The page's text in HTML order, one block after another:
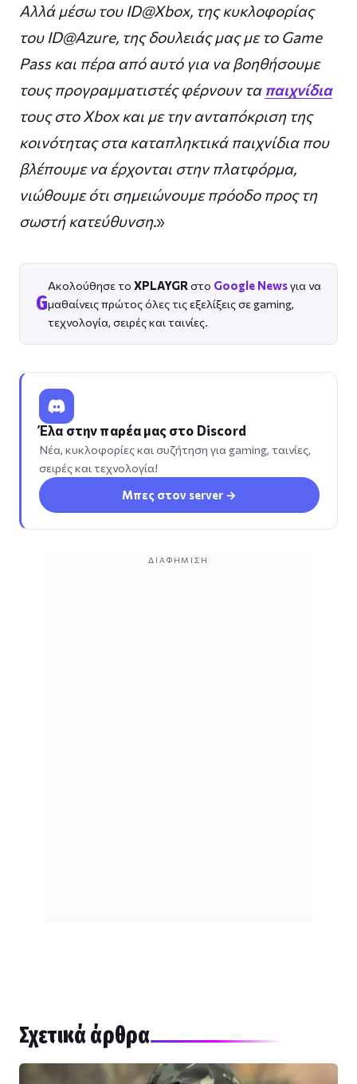
Αλλά μέσω του ID@Xbox, της κυκλοφορίας
του ID@Azure, της δουλειάς μας με το Game
Pass και πέρα ​​από αυτό για να βοηθήσουμε
τους προγραμματιστές φέρνουν τα παιχνίδια
τους στο Xbox και με την ανταπόκριση της
κοινότητας στα καταπληκτικά παιχνίδια που
βλέπουμε να έρχονται στην πλατφόρμα,
νιώθουμε ότι σημειώνουμε πρόοδο προς τη
σωστή κατεύθυνση.»
G
Ακολούθησε το XPLAYGR στο Google Newsγια να
μαθαίνεις πρώτος όλες τις εξελίξεις σε gaming,
τεχνολογία, σειρές και ταινίες.
Έλα στην παρέα μας στο Discord
Νέα, κυκλοφορίες και συζήτηση για gaming, ταινίες,
σειρές και τεχνολογία!
Μπες στον server →
ΔΙΑΦΉΜΙΣΗ
Σχετικά άρθρα